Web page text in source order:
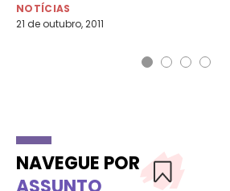
NOTÍCIAS
21 de outubro, 2011
NAVEGUE POR